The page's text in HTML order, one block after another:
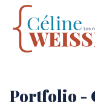
Portfolio -